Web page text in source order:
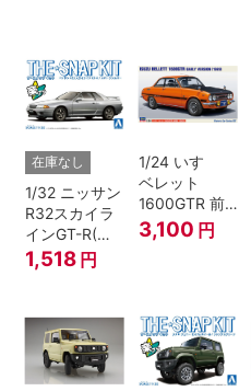
在庫なし
1/32 ニッサン
R32スカイラ
インGT-R(ス
パークシルバ
ー)
1,518 円
1/24 いすゞ
ベレット
1600GTR 前
期型（1969）
3,100 円